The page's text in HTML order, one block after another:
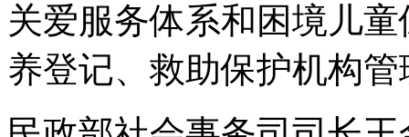
关爱服务体系和困境儿
养登记、救助保护机构